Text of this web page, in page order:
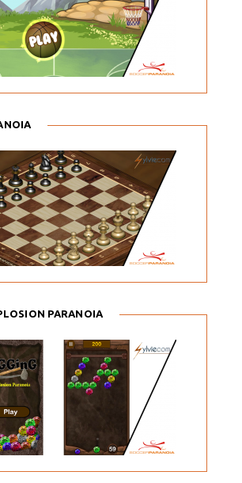
PARANOIA